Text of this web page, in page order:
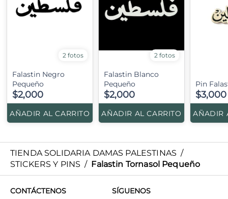
2 fotos
Falastin Negro
Pequeño
$2,000
AÑADIR AL CARRITO
2 fotos
Falastin Blanco
Pequeño
$2,000
AÑADIR AL CARRITO
Pin
$3,000
AÑADIR
TIENDA SOLIDARIA DAMAS PALESTINAS /
STICKERS Y PINS / Falastin Tornasol Pequeño
CONTÁCTENOS SÍGUENOS